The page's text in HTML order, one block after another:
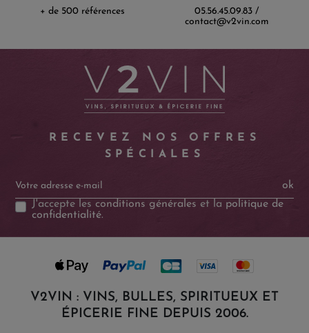
+ de 500 références
05.56.45.09.83 /
contact@v2vin.com
RECEVEZ NOS OFFRES
SPÉCIALES
ok
J'accepte lesconditions générales et la politique de
confidentialité.
V2VIN : VINS, BULLES, SPIRITUEUX ET
ÉPICERIE FINE DEPUIS 2006.